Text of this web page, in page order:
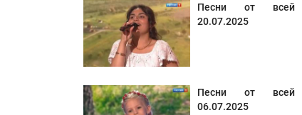
Песни от
20.07.2025
Песни от
06.07.2025